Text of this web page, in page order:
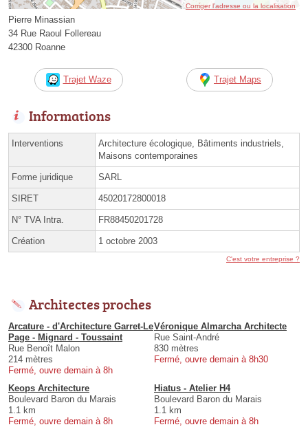
Corriger l’adresse ou la localisation
Pierre Minassian
34 Rue Raoul Follereau
42300 Roanne
Trajet Waze Trajet Maps
Informations
Interventions
Architecture écologique, Bâtiments industriels,
Maisons contemporaines
Forme juridique SARL
SIRET 45020172800018
N° TVA Intra. FR88450201728
Création 1 octobre 2003
C'est votre entreprise ?
Architectes proches
Arcature - d'Architecture Garret-Le
Page - Mignard - Toussaint
Rue Benoît Malon
214 mètres
Fermé, ouvre demain à 8h
Véronique Almarcha Architecte
Rue Saint-André
830 mètres
Fermé, ouvre demain à 8h30
Keops Architecture
Boulevard Baron du Marais
1.1 km
Fermé, ouvre demain à 8h
Hiatus - Atelier H4
Boulevard Baron du Marais
1.1 km
Fermé, ouvre demain à 8h